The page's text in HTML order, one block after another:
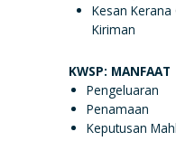
Kesan
Kiriman
KWSP: MANFAAT
Pengeluaran
Penamaan
Keputusan